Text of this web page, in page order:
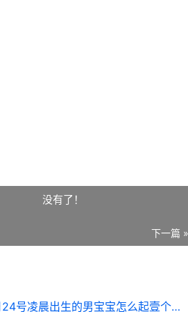
没有了！
下一篇 »
2026年4月24号凌晨出生的男宝宝怎么起壹个好听的名字 2026年4月24号到今天为止多少天了